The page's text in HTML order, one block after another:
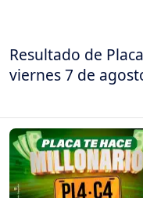
Resultado de
viernes 7 de